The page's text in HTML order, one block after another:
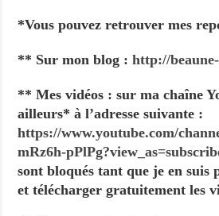
*Vous pouvez retrouver mes
** Sur mon blog :http://
** Mes vidéos : sur ma chaîne
ailleurs* à l’adresse suivante :
https://www.youtube.com/
mRz6h-
sont bloqués tant que je en suis
et télécharger gratuitement les